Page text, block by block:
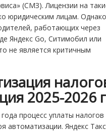
(СМЗ). Лицензии на
юридическим лицам.
работающих через
Яндекс Go, Ситимобил или
не является критичным
2025-2026
процесс уплаты
автоматизации. Яндекс